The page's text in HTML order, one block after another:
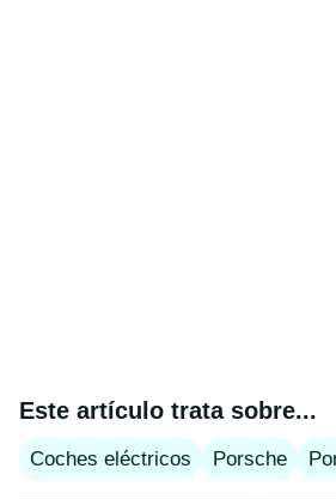
Este artículo trata sobre...
Coches eléctricos Porsche